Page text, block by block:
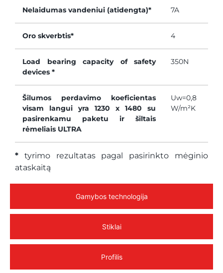
Gamybos technologija
Stiklai
Profilis
Nelaidumas vandeniui (atidengta)* 7A
Oro skverbtis* 4
Load bearing capacity of safety
devices *
350N
Šilumos perdavimo koeficientas
visam langui yra 1230 x 1480 su
pasirenkamu paketu ir šiltais
rėmeliais ULTRA
Uw=0,8
W/m²K
* tyrimo rezultatas pagal pasirinkto mėginio
ataskaitą